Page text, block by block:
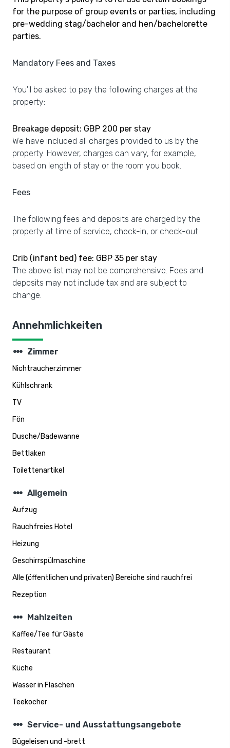
for the purpose of group events or parties, including
pre-wedding stag/bachelor and hen/bachelorette
parties.
Mandatory Fees and Taxes
You'll be asked to pay the following charges at the
property:
Breakage deposit: GBP 200 per stay
We have included all charges provided to us by the
property. However, charges can vary, for example,
based on length of stay or the room you book.
Fees
The following fees and deposits are charged by the
property at time of service, check-in, or check-out.
Crib (infant bed) fee: GBP 35 per stay
The above list may not be comprehensive. Fees and
deposits may not include tax and are subject to
change.
Annehmlichkeiten
steppers Zimmer
Nichtraucherzimmer
Kühlschrank
TV
Fön
Dusche/Badewanne
Bettlaken
Toilettenartikel
steppers Allgemein
Aufzug
Rauchfreies Hotel
Heizung
Geschirrspülmaschine
Alle (öffentlichen und privaten) Bereiche sind rauchfrei
Rezeption
steppers Mahlzeiten
Kaffee/Tee für Gäste
Restaurant
Küche
Wasser in Flaschen
Teekocher
steppers Service- und Ausstattungsangebote
Bügeleisen und -brett